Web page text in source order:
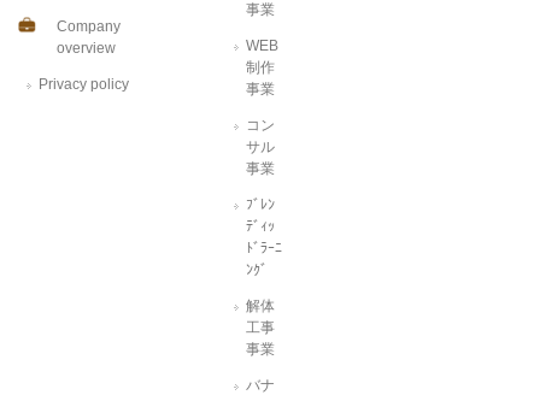
Company
overview
Privacy policy
事業
WEB
制作
事業
コン
サル
事業
ﾌﾞﾚﾝ
ﾃﾞｨｯ
ﾄﾞﾗｰﾆ
ﾝｸﾞ
解体
工事
事業
バナ